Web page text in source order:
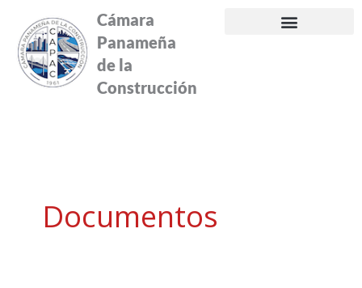
contenido
Cámara
Panameña
de la
Construcción
Documentos